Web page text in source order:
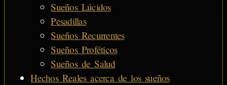
Sueños Lúcidos
Pesadillas
Sueños Recurrentes
Sueños Proféticos
Sueños de Salud
Hechos Reales acerca de los sueños